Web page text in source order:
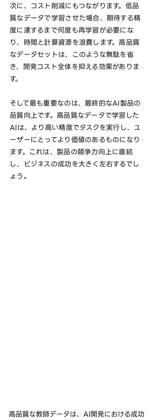
次に、コスト削減にもつながります。低品
質なデータで学習させた場合、期待する精
度に達するまで何度も再学習が必要にな
り、時間と計算資源を浪費します。高品質
なデータセットは、このような無駄を省
き、開発コスト全体を抑える効果がありま
す。
そして最も重要なのは、最終的なAI製品の
品質向上です。高品質なデータで学習した
AIは、より高い精度でタスクを実行し、ユ
ーザーにとってより価値のあるものになり
ます。これは、製品の競争力向上に直結
し、ビジネスの成功を大きく左右するでし
ょう。
高品質な教師データは、AI開発における成功